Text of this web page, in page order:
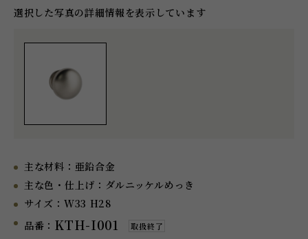
選択した写真の詳細情報を表示しています
主な材料： 亜鉛合金
主な色・仕上げ： ダルニッケルめっき
サイズ： W33 H28
品番： KTH-I001 取扱終了